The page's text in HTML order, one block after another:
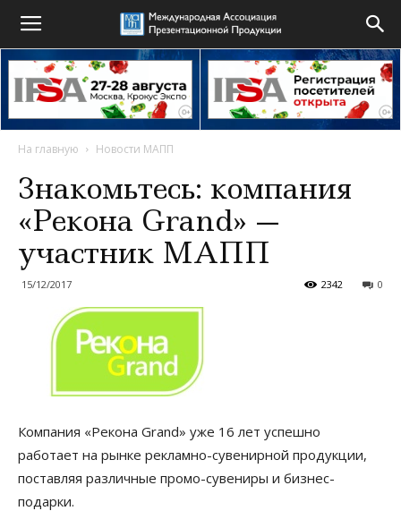
На главную Новости МАПП
Знакомьтесь: компания
«Рекона Grand» —
участник МАПП
15/12/2017 0
2342
Компания «Рекона Grand» уже 16 лет успешно
работает на рынке рекламно-сувенирной продукции,
поставляя различные промо-сувениры и бизнес-
подарки.